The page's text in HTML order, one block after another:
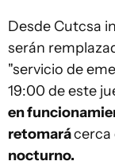
Desde Cutcsa
serán
"servicio de
19:00 de este
en
retomarácerca
nocturno.